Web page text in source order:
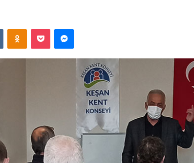
VKontakteOdnoklassniki
Pocket Messenger